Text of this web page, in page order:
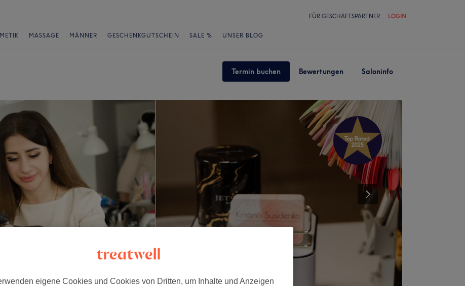
FÜR GESCHÄFTSPARTNER LOGIN
MASSAGE MÄNNER GESCHENKGUTSCHEIN SALE % UNSER BLOG
Termin buchen Bewertungen Saloninfo
eigene Cookies und Cookies von Dritten, um Inhalte und Anzeigen